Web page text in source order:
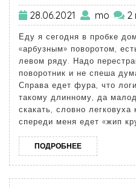
28.06.2021 mo 2
Еду я сегодня в пробке
«арбузным» поворотом,
левом ряду. Надо
поворотник и не спеша
Справа едет фура, что
такому длинному, да
скакать, словно легковуха
спереди меня едет «жип
ПОДРОБНЕЕ